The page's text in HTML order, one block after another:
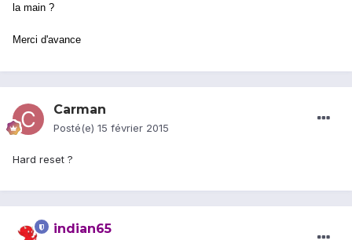
la main ?
Merci d'avance
Carman
Posté(e) 15 février 2015
Hard reset ?
indian65